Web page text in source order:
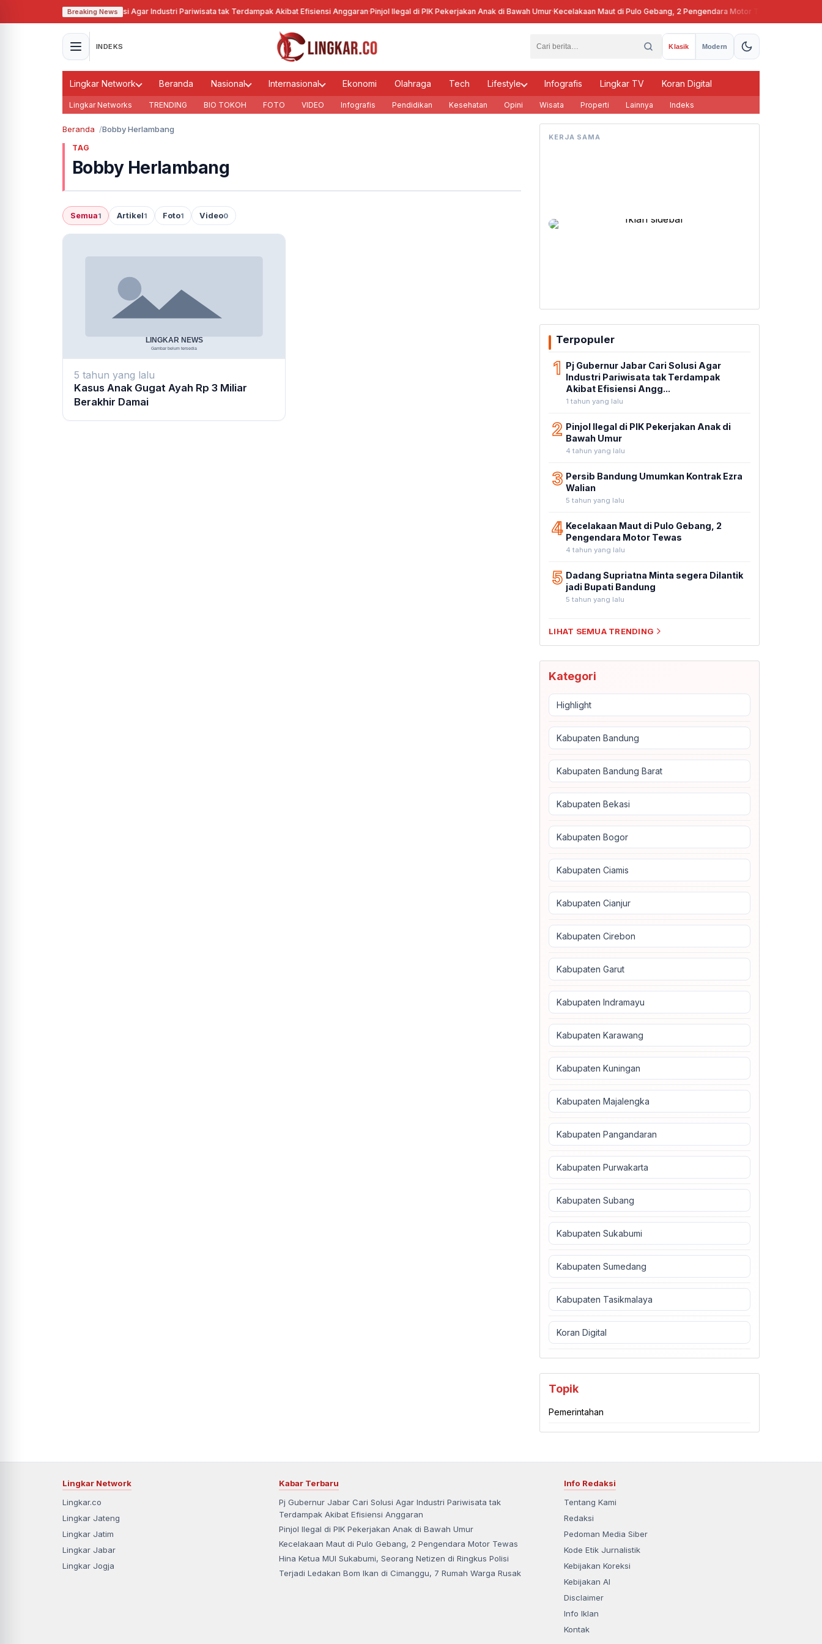
Breaking News
Pj Gubernur Jabar Cari Solusi Agar Industri Pariwisata tak Terdampak Akibat Efisiensi Anggaran·Pinjol Ilegal di PIK Pekerjakan Anak di Bawah Umur·Kecelakaan Maut di Pulo Gebang, 2 Pengendara Motor Tewas
INDEKS Klasik Modern
Lingkar Network Beranda Nasional Internasional Ekonomi Olahraga Tech Lifestyle Infografis Lingkar TV Koran Digital
Lingkar Networks TRENDING BIO TOKOH FOTO VIDEO Infografis Pendidikan Kesehatan Opini Wisata Properti Lainnya Indeks
Beranda Bobby Herlambang
TAG
Bobby Herlambang
Semua1 Artikel1 Foto1 Video0
5 tahun yang lalu
Kasus Anak Gugat Ayah Rp 3 Miliar
Berakhir Damai
KERJA SAMA
Terpopuler
1 Pj Gubernur Jabar Cari Solusi Agar
Industri Pariwisata tak Terdampak
Akibat Efisiensi Angg...
1 tahun yang lalu
2 Pinjol Ilegal di PIK Pekerjakan Anak di
Bawah Umur
4 tahun yang lalu
3 Persib Bandung Umumkan Kontrak Ezra
Walian
5 tahun yang lalu
4 Kecelakaan Maut di Pulo Gebang, 2
Pengendara Motor Tewas
4 tahun yang lalu
5 Dadang Supriatna Minta segera Dilantik
jadi Bupati Bandung
5 tahun yang lalu
LIHAT SEMUA TRENDING
Kategori
Highlight
Kabupaten Bandung
Kabupaten Bandung Barat
Kabupaten Bekasi
Kabupaten Bogor
Kabupaten Ciamis
Kabupaten Cianjur
Kabupaten Cirebon
Kabupaten Garut
Kabupaten Indramayu
Kabupaten Karawang
Kabupaten Kuningan
Kabupaten Majalengka
Kabupaten Pangandaran
Kabupaten Purwakarta
Kabupaten Subang
Kabupaten Sukabumi
Kabupaten Sumedang
Kabupaten Tasikmalaya
Koran Digital
Topik
Pemerintahan
Lingkar Network
Lingkar.co
Lingkar Jateng
Lingkar Jatim
Lingkar Jabar
Lingkar Jogja
Kabar Terbaru
Pj Gubernur Jabar Cari Solusi Agar Industri Pariwisata tak
Terdampak Akibat Efisiensi Anggaran
Pinjol Ilegal di PIK Pekerjakan Anak di Bawah Umur
Kecelakaan Maut di Pulo Gebang, 2 Pengendara Motor Tewas
Hina Ketua MUI Sukabumi, Seorang Netizen di Ringkus Polisi
Terjadi Ledakan Bom Ikan di Cimanggu, 7 Rumah Warga Rusak
Info Redaksi
Tentang Kami
Redaksi
Pedoman Media Siber
Kode Etik Jurnalistik
Kebijakan Koreksi
Kebijakan AI
Disclaimer
Info Iklan
Kontak